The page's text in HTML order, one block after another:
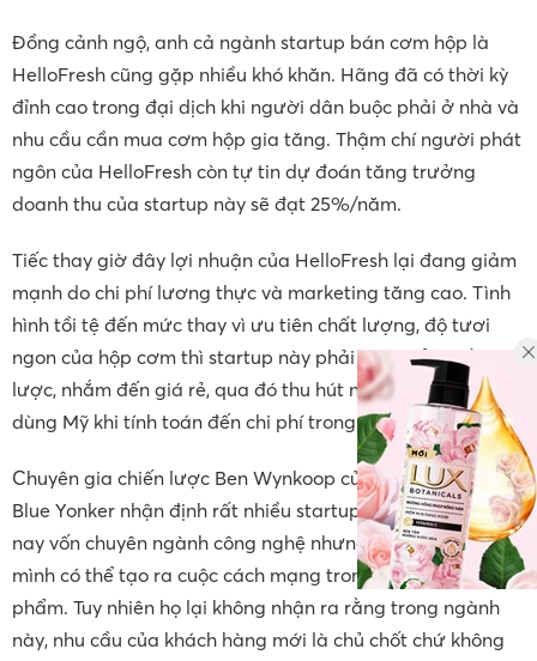
Đồng cảnh ngộ, anh cả ngành startup bán cơm hộp là
HelloFresh cũng gặp nhiều khó khăn. Hãng đã có thời kỳ
đỉnh cao trong đại dịch khi người dân buộc phải ở nhà và
nhu cầu cần mua cơm hộp gia tăng. Thậm chí người phát
ngôn của HelloFresh còn tự tin dự đoán tăng trưởng
doanh thu của startup này sẽ đạt 25%/năm.
Tiếc thay giờ đây lợi nhuận của HelloFresh lại đang giảm
mạnh do chi phí lương thực và marketing tăng cao. Tình
hình tồi tệ đến mức thay vì ưu tiên chất lượng, độ tươi
ngon của hộp cơm thì startup này phải thay đổi chiến
lược, nhắm đến giá rẻ, qua đó thu hút nhiều người tiêu
dùng Mỹ khi tính toán đến chi phí trong thời kỳ lạm phát.
Chuyên gia chiến lược Ben Wynkoop của hãng tư vấn
Blue Yonker nhận định rất nhiều startup bán cơm hộp hiện
nay vốn chuyên ngành công nghệ nhưng lại nghĩ rằng
mình có thể tạo ra cuộc cách mạng trong mảng thực
phẩm. Tuy nhiên họ lại không nhận ra rằng trong ngành
này, nhu cầu của khách hàng mới là chủ chốt chứ không